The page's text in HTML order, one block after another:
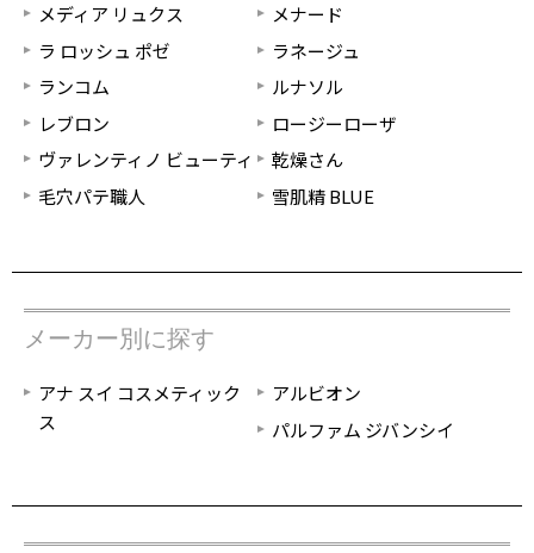
メディア リュクス
メナード
ラ ロッシュ ポゼ
ラネージュ
ランコム
ルナソル
レブロン
ロージーローザ
ヴァレンティノ ビューティ
乾燥さん
毛穴パテ職人
雪肌精 BLUE
メーカー別に探す
アナ スイ コスメティック
ス
アルビオン
パルファム ジバンシイ